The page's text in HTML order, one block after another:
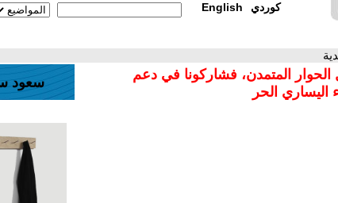
English كوردي
الحوار المتمدن، فشاركونا في دعم
اليساري الحر
سعود